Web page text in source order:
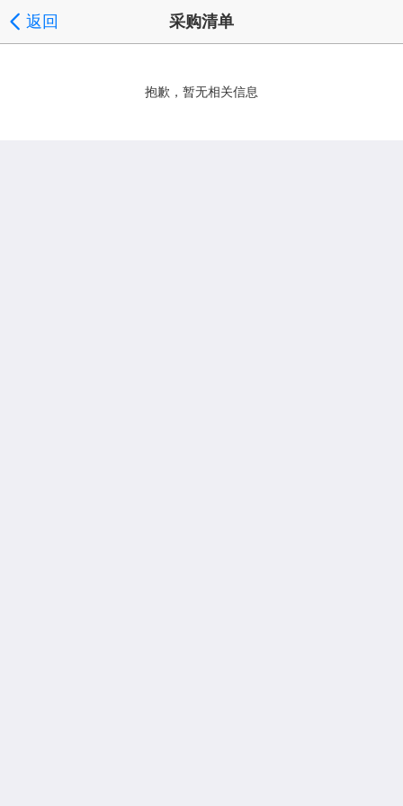
返回 采购清单
抱歉，暂无相关信息